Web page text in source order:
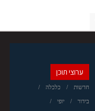
ערוצי תוכן
חדשות כלכלה
בידור יופי